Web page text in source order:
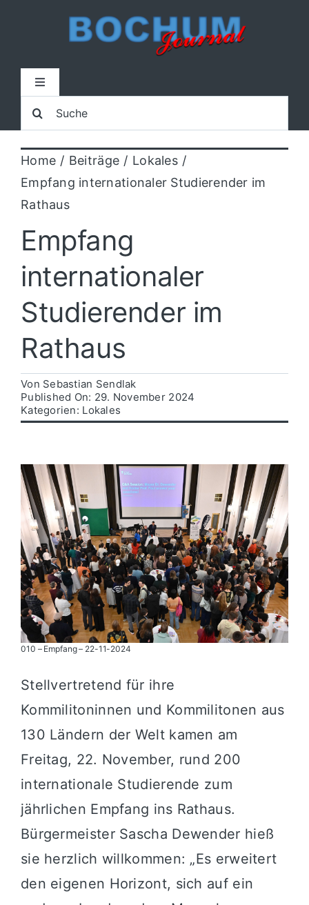
Toggle
Home
Lokal
Blaulicht
Sport
Kultur
Politik
Wirtschaft
Suche
nach:
Home Beiträge
Lokales
Empfang internationaler Studierender im
Rathaus
Empfang
internationaler
Studierender im
Rathaus
Von Sebastian Sendlak
Published On: 29. November 2024
Kategorien: Lokales
010 – Empfang – 22-11-2024
Stellvertretend für ihre
Kommilitoninnen und Kommilitonen aus
130 Ländern der Welt kamen am
Freitag, 22. November, rund 200
internationale Studierende zum
jährlichen Empfang ins Rathaus.
Bürgermeister Sascha Dewender hieß
sie herzlich willkommen: „Es erweitert
den eigenen Horizont, sich auf ein